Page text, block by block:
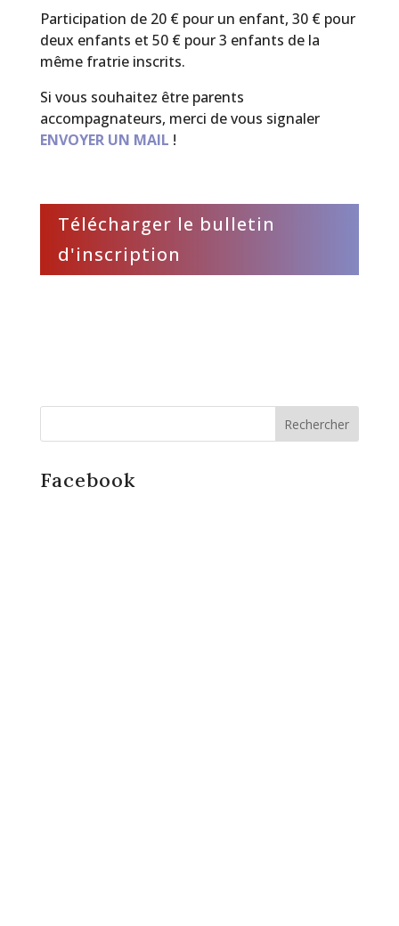
Participation de 20 € pour un enfant, 30 € pour
deux enfants et 50 € pour 3 enfants de la
même fratrie inscrits.
Si vous souhaitez être parents
accompagnateurs, merci de vous signaler
ENVOYER UN MAIL !
Télécharger le bulletin
d'inscription
Facebook